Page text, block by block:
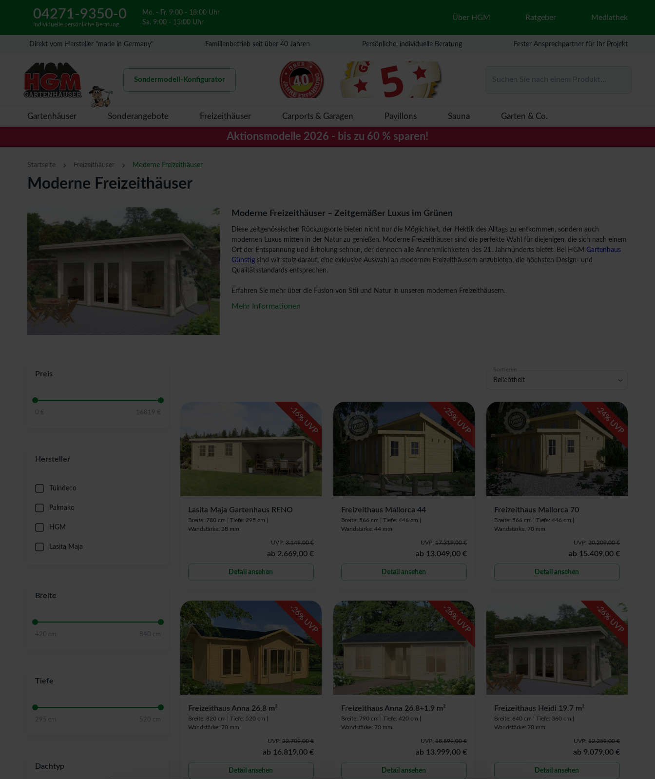
04271-9350-0
Individuelle persönliche Beratung
Mo. - Fr. 9:00 - 18:00 Uhr
Sa. 9:00 - 13:00 Uhr
Über HGM Ratgeber Mediathek
Direkt vom Hersteller "made in Germany" Familienbetrieb seit über 40 Jahren Persönliche, individuelle Beratung Fester Ansprechpartner für Ihr Projekt
Sondermodell-Konfigurator Suchen Sie nach einem Produkt...
Gartenhäuser Sonderangebote Freizeithäuser Carports & Garagen Pavillons Sauna Garten & Co.
Aktionsmodelle 2026 - bis zu 60 % sparen!
Startseite › Freizeithäuser › Moderne Freizeithäuser
Moderne Freizeithäuser
Moderne Freizeithäuser – Zeitgemäßer Luxus im Grünen
Diese zeitgenössischen Rückzugsorte bieten nicht nur die Möglichkeit, der Hektik des Alltags zu entkommen, sondern auch
modernen Luxus mitten in der Natur zu genießen. Moderne Freizeithäuser sind die perfekte Wahl für diejenigen, die sich nach einem
Ort der Entspannung und Erholung sehnen, der dennoch alle Annehmlichkeiten des 21. Jahrhunderts bietet. Bei HGM Gartenhaus
Günstigsind wir stolz darauf, eine exklusive Auswahl an modernen Freizeithäusern anzubieten, die höchsten Design- und
Qualitätsstandards entsprechen.
Erfahren Sie mehr über die Fusion von Stil und Natur in unseren modernen Freizeithäusern.
Mehr Informationen
Preis
0 € 16819 €
Hersteller
Tuindeco
Palmako
HGM
Lasita Maja
Breite
420 cm 840 cm
Tiefe
295 cm 520 cm
Dachtyp
Sortieren
Beliebtheit
-
16
% UVP
Lasita Maja Gartenhaus RENO
Breite: 780 cm |
Tiefe: 295 cm |
Wandstärke: 28 mm
UVP: 3.149,00 €
ab 2.669,00 €
Detail ansehen
-
25
% UVP
Freizeithaus Mallorca 44
Breite: 566 cm |
Tiefe: 446 cm |
Wandstärke: 44 mm
UVP: 17.319,00 €
ab 13.049,00 €
Detail ansehen
-
24
% UVP
Freizeithaus Mallorca 70
Breite: 566 cm |
Tiefe: 446 cm |
Wandstärke: 70 mm
UVP: 20.209,00 €
ab 15.409,00 €
Detail ansehen
-
26
% UVP
Freizeithaus Anna 26.8 m²
Breite: 820 cm |
Tiefe: 520 cm |
Wandstärke: 70 mm
UVP: 22.709,00 €
ab 16.819,00 €
Detail ansehen
-
26
% UVP
Freizeithaus Anna 26.8+1.9 m²
Breite: 790 cm |
Tiefe: 420 cm |
Wandstärke: 70 mm
UVP: 18.899,00 €
ab 13.999,00 €
Detail ansehen
-
26
% UVP
Freizeithaus Heidi 19.7 m²
Breite: 640 cm |
Tiefe: 360 cm |
Wandstärke: 70 mm
UVP: 12.259,00 €
ab 9.079,00 €
Detail ansehen